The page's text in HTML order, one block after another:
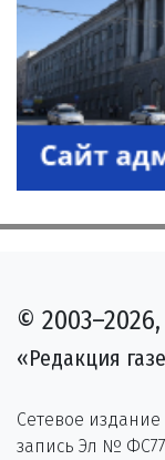
©
«Редакция
Сетевое
запись Эл №